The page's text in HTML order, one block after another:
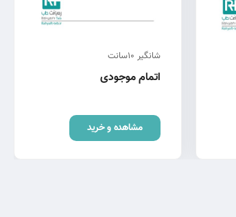
شانگیر 10سانت
اتمام موجودی
مشاهده و خرید